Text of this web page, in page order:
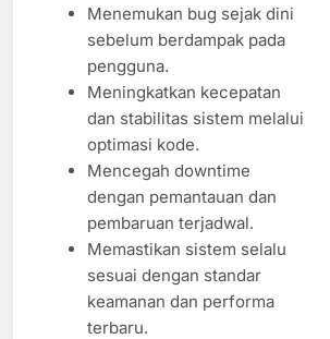
Menemukan bug sejak dini
sebelum berdampak pada
pengguna.
Meningkatkan kecepatan
dan stabilitas sistem melalui
optimasi kode.
Mencegah downtime
dengan pemantauan dan
pembaruan terjadwal.
Memastikan sistem selalu
sesuai dengan standar
keamanan dan performa
terbaru.